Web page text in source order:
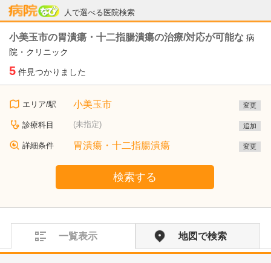
人で選べる医院検索
病院なび
小美玉市の胃潰瘍・十二指腸潰瘍の治療/対応が可能な 病
院・クリニック
5 件見つかりました
エリア/駅 小美玉市 変更
診療科目 (未指定) 追加
詳細条件 胃潰瘍・十二指腸潰瘍 変更
検索する
一覧表示 地図で検索